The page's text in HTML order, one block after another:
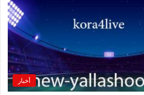
أخبار